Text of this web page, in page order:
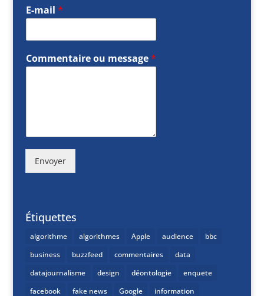
E-mail *
Commentaire ou message*
Envoyer
Étiquettes
algorithme algorithmes Apple audience
bbc
business
buzzfeed commentaires
data
datajournalisme
design déontologie
enquete
facebook
fake news Google information